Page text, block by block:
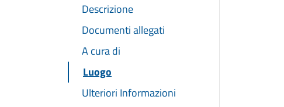
Descrizione
Documenti allegati
A cura di
Luogo
Ulteriori Informazioni